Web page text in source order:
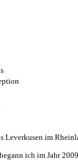
Leverkusen im
ich im Jahr